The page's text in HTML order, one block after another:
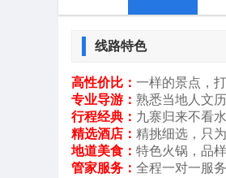
线路特色
高性价比： 一样的景点，
专业导游： 熟悉当地人文
行程经典： 九寨归来不看
精选酒店： 精挑细选，只
地道美食： 特色火锅，品
管家服务： 全程一对一服